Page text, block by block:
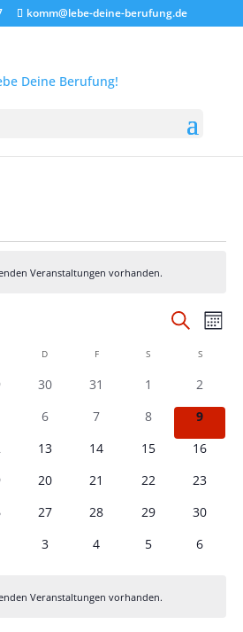
komm@lebe-deine-berufung.de
Veranstaltungen vorhanden.
und
Suche
Monat
MITTWOCHD DONNERSTAG
FFREITAG S S
0
30
0
31
01
0
2
0
6
0
Veranstaltungen
7
0
Veranstaltungen
8
0
9
013
014
015
016
0
20
0
21
0
22
0
23
0
27
0
28
0
29
0
30
0
3
0
4
0
5
0
6
Veranstaltungen vorhanden.